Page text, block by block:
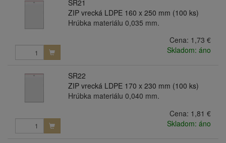
SR21
ZIP vrecká LDPE 160 x 250 mm (100 ks)
Hrúbka materiálu 0,035 mm.
Cena: 1,73 €
Skladom: áno
SR22
ZIP vrecká LDPE 170 x 230 mm (100 ks)
Hrúbka materiálu 0,040 mm.
Cena: 1,81 €
Skladom: áno